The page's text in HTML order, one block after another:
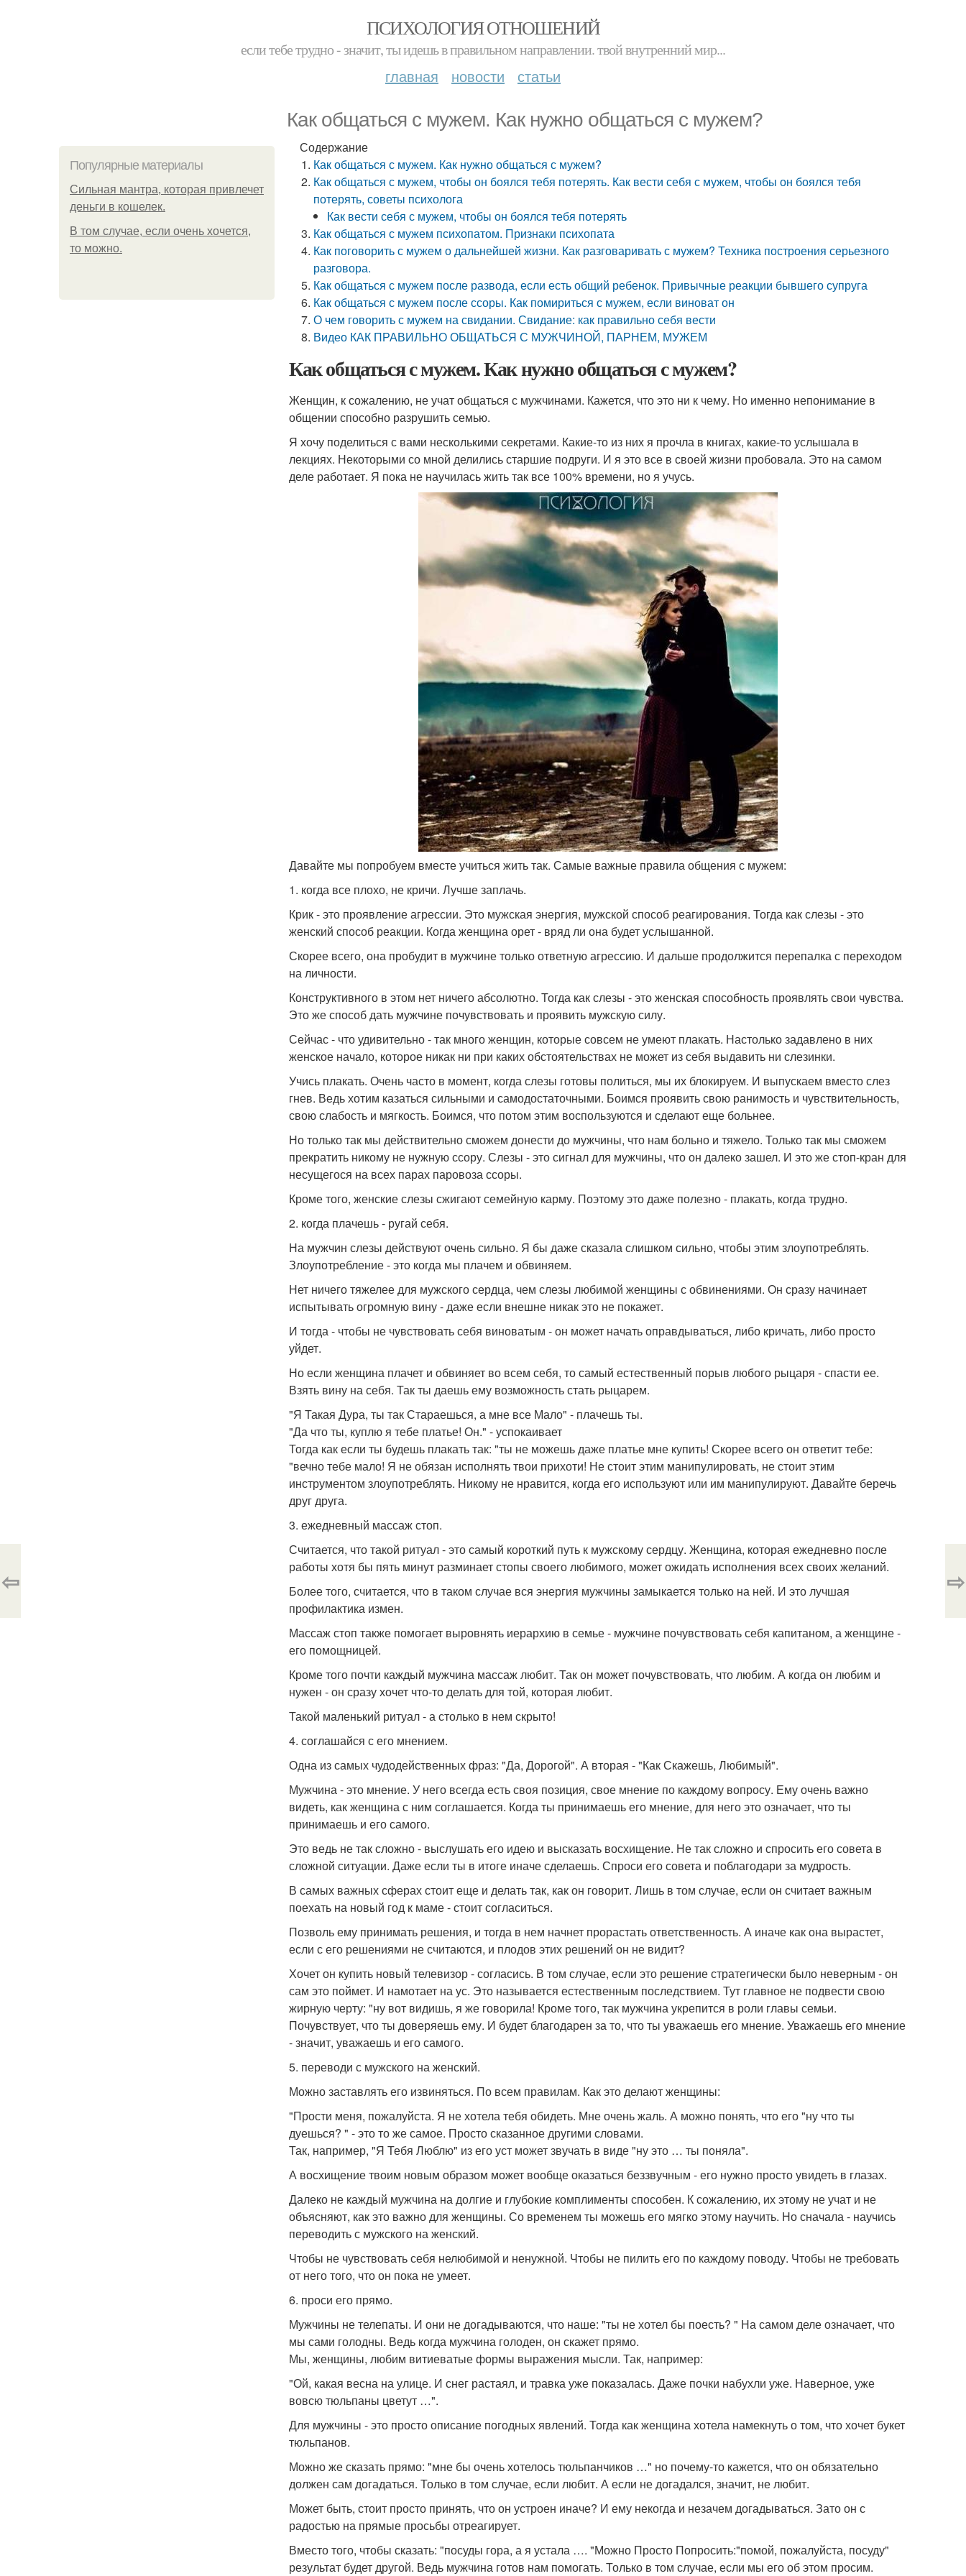
ПСИХОЛОГИЯ ОТНОШЕНИЙ
если тебе трудно - значит, ты идешь в правильном направлении. твой внутренний мир...
главная новости статьи
Как общаться с мужем. Как нужно общаться с мужем?
Популярные материалы
Сильная мантра, которая привлечет
деньги в кошелек.
В том случае, если очень хочется,
то можно.
Содержание
Как общаться с мужем. Как нужно общаться с мужем?
Как общаться с мужем, чтобы он боялся тебя потерять. Как вести себя с мужем, чтобы он боялся тебя
потерять, советы психолога
Как вести себя с мужем, чтобы он боялся тебя потерять
Как общаться с мужем психопатом. Признаки психопата
Как поговорить с мужем о дальнейшей жизни. Как разговаривать с мужем? Техника построения серьезного
разговора.
Как общаться с мужем после развода, если есть общий ребенок. Привычные реакции бывшего супруга
Как общаться с мужем после ссоры. Как помириться с мужем, если виноват он
О чем говорить с мужем на свидании. Свидание: как правильно себя вести
Видео КАК ПРАВИЛЬНО ОБЩАТЬСЯ С МУЖЧИНОЙ, ПАРНЕМ, МУЖЕМ
Как общаться с мужем. Как нужно общаться с мужем?
Женщин, к сожалению, не учат общаться с мужчинами. Кажется, что это ни к чему. Но именно непонимание в
общении способно разрушить семью.
Я хочу поделиться с вами несколькими секретами. Какие-то из них я прочла в книгах, какие-то услышала в
лекциях. Некоторыми со мной делились старшие подруги. И я это все в своей жизни пробовала. Это на самом
деле работает. Я пока не научилась жить так все 100% времени, но я учусь.
Давайте мы попробуем вместе учиться жить так. Самые важные правила общения с мужем:
1. когда все плохо, не кричи. Лучше заплачь.
Крик - это проявление агрессии. Это мужская энергия, мужской способ реагирования. Тогда как слезы - это
женский способ реакции. Когда женщина орет - вряд ли она будет услышанной.
Скорее всего, она пробудит в мужчине только ответную агрессию. И дальше продолжится перепалка с переходом
на личности.
Конструктивного в этом нет ничего абсолютно. Тогда как слезы - это женская способность проявлять свои чувства.
Это же способ дать мужчине почувствовать и проявить мужскую силу.
Сейчас - что удивительно - так много женщин, которые совсем не умеют плакать. Настолько задавлено в них
женское начало, которое никак ни при каких обстоятельствах не может из себя выдавить ни слезинки.
Учись плакать. Очень часто в момент, когда слезы готовы политься, мы их блокируем. И выпускаем вместо слез
гнев. Ведь хотим казаться сильными и самодостаточными. Боимся проявить свою ранимость и чувствительность,
свою слабость и мягкость. Боимся, что потом этим воспользуются и сделают еще больнее.
Но только так мы действительно сможем донести до мужчины, что нам больно и тяжело. Только так мы сможем
прекратить никому не нужную ссору. Слезы - это сигнал для мужчины, что он далеко зашел. И это же стоп-кран для
несущегося на всех парах паровоза ссоры.
Кроме того, женские слезы сжигают семейную карму. Поэтому это даже полезно - плакать, когда трудно.
2. когда плачешь - ругай себя.
На мужчин слезы действуют очень сильно. Я бы даже сказала слишком сильно, чтобы этим злоупотреблять.
Злоупотребление - это когда мы плачем и обвиняем.
Нет ничего тяжелее для мужского сердца, чем слезы любимой женщины с обвинениями. Он сразу начинает
испытывать огромную вину - даже если внешне никак это не покажет.
И тогда - чтобы не чувствовать себя виноватым - он может начать оправдываться, либо кричать, либо просто
уйдет.
Но если женщина плачет и обвиняет во всем себя, то самый естественный порыв любого рыцаря - спасти ее.
Взять вину на себя. Так ты даешь ему возможность стать рыцарем.
"Я Такая Дура, ты так Стараешься, а мне все Мало" - плачешь ты.
"Да что ты, куплю я тебе платье! Он." - успокаивает
Тогда как если ты будешь плакать так: "ты не можешь даже платье мне купить! Скорее всего он ответит тебе:
"вечно тебе мало! Я не обязан исполнять твои прихоти! Не стоит этим манипулировать, не стоит этим
инструментом злоупотреблять. Никому не нравится, когда его используют или им манипулируют. Давайте беречь
друг друга.
3. ежедневный массаж стоп.
Считается, что такой ритуал - это самый короткий путь к мужскому сердцу. Женщина, которая ежедневно после
работы хотя бы пять минут разминает стопы своего любимого, может ожидать исполнения всех своих желаний.
Более того, считается, что в таком случае вся энергия мужчины замыкается только на ней. И это лучшая
профилактика измен.
Массаж стоп также помогает выровнять иерархию в семье - мужчине почувствовать себя капитаном, а женщине -
его помощницей.
Кроме того почти каждый мужчина массаж любит. Так он может почувствовать, что любим. А когда он любим и
нужен - он сразу хочет что-то делать для той, которая любит.
Такой маленький ритуал - а столько в нем скрыто!
4. соглашайся с его мнением.
Одна из самых чудодейственных фраз: "Да, Дорогой". А вторая - "Как Скажешь, Любимый".
Мужчина - это мнение. У него всегда есть своя позиция, свое мнение по каждому вопросу. Ему очень важно
видеть, как женщина с ним соглашается. Когда ты принимаешь его мнение, для него это означает, что ты
принимаешь и его самого.
Это ведь не так сложно - выслушать его идею и высказать восхищение. Не так сложно и спросить его совета в
сложной ситуации. Даже если ты в итоге иначе сделаешь. Спроси его совета и поблагодари за мудрость.
В самых важных сферах стоит еще и делать так, как он говорит. Лишь в том случае, если он считает важным
поехать на новый год к маме - стоит согласиться.
Позволь ему принимать решения, и тогда в нем начнет прорастать ответственность. А иначе как она вырастет,
если с его решениями не считаются, и плодов этих решений он не видит?
Хочет он купить новый телевизор - согласись. В том случае, если это решение стратегически было неверным - он
сам это поймет. И намотает на ус. Это называется естественным последствием. Тут главное не подвести свою
жирную черту: "ну вот видишь, я же говорила! Кроме того, так мужчина укрепится в роли главы семьи.
Почувствует, что ты доверяешь ему. И будет благодарен за то, что ты уважаешь его мнение. Уважаешь его мнение
- значит, уважаешь и его самого.
5. переводи с мужского на женский.
Можно заставлять его извиняться. По всем правилам. Как это делают женщины:
"Прости меня, пожалуйста. Я не хотела тебя обидеть. Мне очень жаль. А можно понять, что его "ну что ты
дуешься? " - это то же самое. Просто сказанное другими словами.
Так, например, "Я Тебя Люблю" из его уст может звучать в виде "ну это … ты поняла".
А восхищение твоим новым образом может вообще оказаться беззвучным - его нужно просто увидеть в глазах.
Далеко не каждый мужчина на долгие и глубокие комплименты способен. К сожалению, их этому не учат и не
объясняют, как это важно для женщины. Со временем ты можешь его мягко этому научить. Но сначала - научись
переводить с мужского на женский.
Чтобы не чувствовать себя нелюбимой и ненужной. Чтобы не пилить его по каждому поводу. Чтобы не требовать
от него того, что он пока не умеет.
6. проси его прямо.
Мужчины не телепаты. И они не догадываются, что наше: "ты не хотел бы поесть? " На самом деле означает, что
мы сами голодны. Ведь когда мужчина голоден, он скажет прямо.
Мы, женщины, любим витиеватые формы выражения мысли. Так, например:
"Ой, какая весна на улице. И снег растаял, и травка уже показалась. Даже почки набухли уже. Наверное, уже
вовсю тюльпаны цветут …".
Для мужчины - это просто описание погодных явлений. Тогда как женщина хотела намекнуть о том, что хочет букет
тюльпанов.
Можно же сказать прямо: "мне бы очень хотелось тюльпанчиков …" но почему-то кажется, что он обязательно
должен сам догадаться. Только в том случае, если любит. А если не догадался, значит, не любит.
Может быть, стоит просто принять, что он устроен иначе? И ему некогда и незачем догадываться. Зато он с
радостью на прямые просьбы отреагирует.
Вместо того, чтобы сказать: "посуды гора, а я устала …. "Можно Просто Попросить:"помой, пожалуйста, посуду"
результат будет другой. Ведь мужчина готов нам помогать. Только в том случае, если мы его об этом просим.
⇦ ⇨